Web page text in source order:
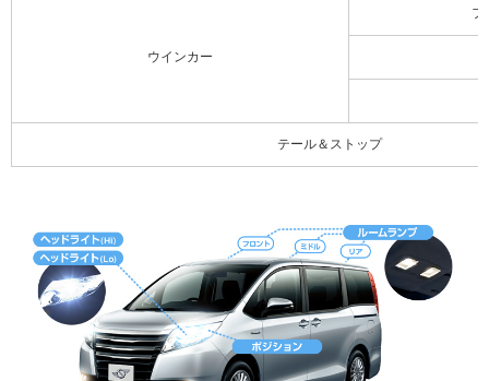
ウインカー
フ
テール＆ストップ